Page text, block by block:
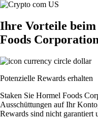
Ihre Vorteile
Foods Corporation
Potenzielle Rewards erhalten
Staken Sie Hormel Foods
Ausschüttungen auf Ihr
Rewards sind nicht garantiert